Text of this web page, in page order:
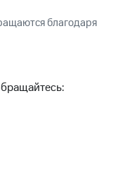
благодаря